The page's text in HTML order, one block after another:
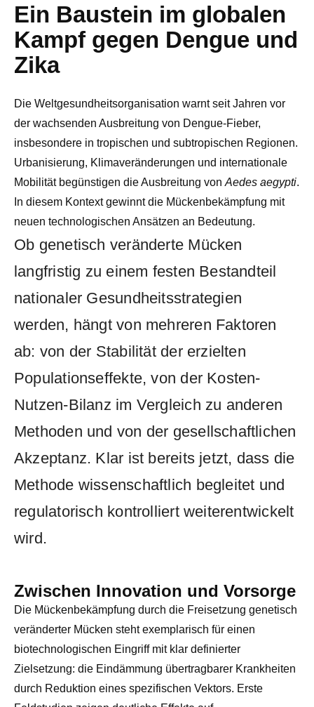
Ein Baustein im globalen
Kampf gegen Dengue und
Zika
Die Weltgesundheitsorganisation warnt seit Jahren vor
der wachsenden Ausbreitung von Dengue-Fieber,
insbesondere in tropischen und subtropischen Regionen.
Urbanisierung, Klimaveränderungen und internationale
Mobilität begünstigen die Ausbreitung von Aedes aegypti.
In diesem Kontext gewinnt die Mückenbekämpfung mit
neuen technologischen Ansätzen an Bedeutung.
Ob genetisch veränderte Mücken
langfristig zu einem festen Bestandteil
nationaler Gesundheitsstrategien
werden, hängt von mehreren Faktoren
ab: von der Stabilität der erzielten
Populationseffekte, von der Kosten-
Nutzen-Bilanz im Vergleich zu anderen
Methoden und von der gesellschaftlichen
Akzeptanz. Klar ist bereits jetzt, dass die
Methode wissenschaftlich begleitet und
regulatorisch kontrolliert weiterentwickelt
wird.
Zwischen Innovation und Vorsorge
Die Mückenbekämpfung durch die Freisetzung genetisch
veränderter Mücken steht exemplarisch für einen
biotechnologischen Eingriff mit klar definierter
Zielsetzung: die Eindämmung übertragbarer Krankheiten
durch Reduktion eines spezifischen Vektors. Erste